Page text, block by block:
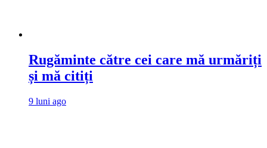
Rugăminte către cei care mă urmăriți
și mă citiți
9 luni ago